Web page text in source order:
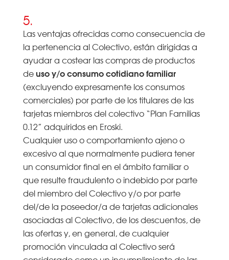
5.
Las ventajas ofrecidas como consecuencia de
la pertenencia al Colectivo, están dirigidas a
ayudar a costear las compras de productos
deuso y/o consumo cotidiano familiar
(excluyendo expresamente los consumos
comerciales) por parte de los titulares de las
tarjetas miembros del colectivo “Plan Familias
0.12” adquiridos en Eroski.
Cualquier uso o comportamiento ajeno o
excesivo al que normalmente pudiera tener
un consumidor final en el ámbito familiar o
que resulte fraudulento o indebido por parte
del miembro del Colectivo y/o por parte
del/de la poseedor/a de tarjetas adicionales
asociadas al Colectivo, de los descuentos, de
las ofertas y, en general, de cualquier
promoción vinculada al Colectivo será